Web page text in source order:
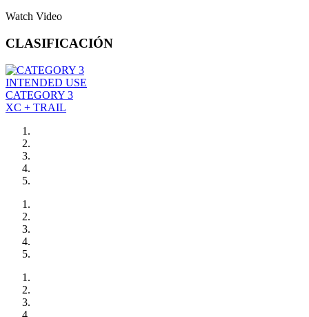
Watch Video
CLASIFICACIÓN
INTENDED USE
CATEGORY 3
XC + TRAIL